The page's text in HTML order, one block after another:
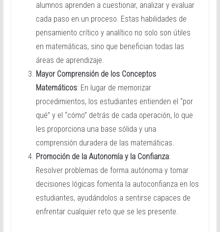
alumnos aprenden a cuestionar, analizar y evaluar
cada paso en un proceso. Estas habilidades de
pensamiento crítico y analítico no solo son útiles
en matemáticas, sino que benefician todas las
áreas de aprendizaje.
Mayor Comprensión de los Conceptos
Matemáticos: En lugar de memorizar
procedimientos, los estudiantes entienden el “por
qué” y el “cómo” detrás de cada operación, lo que
les proporciona una base sólida y una
comprensión duradera de las matemáticas.
Promoción de la Autonomía y la Confianza:
Resolver problemas de forma autónoma y tomar
decisiones lógicas fomenta la autoconfianza en los
estudiantes, ayudándolos a sentirse capaces de
enfrentar cualquier reto que se les presente.